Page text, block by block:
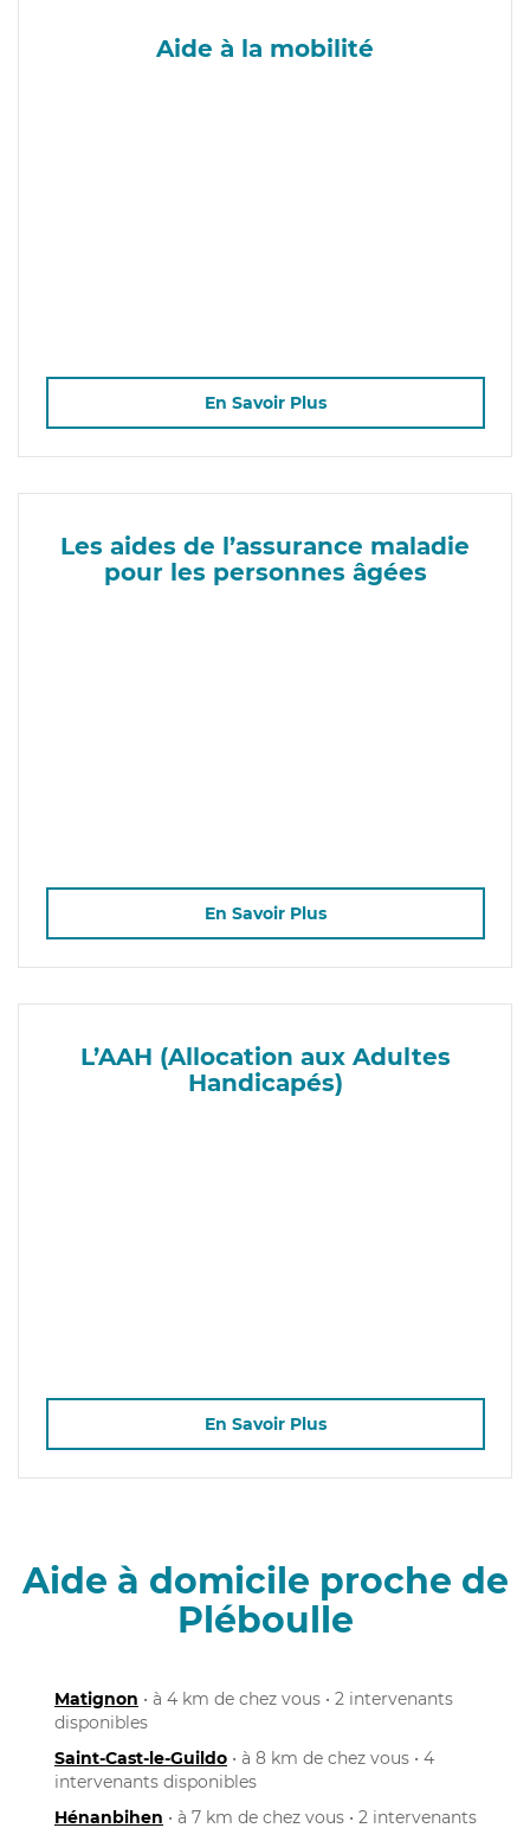
Aide à la mobilité
En Savoir Plus
Les aides de l’assurance maladie
pour les personnes âgées
En Savoir Plus
L’AAH (Allocation aux Adultes
Handicapés)
En Savoir Plus
Aide à domicile proche de
Pléboulle
Matignon • à 4 km de chez vous • 2 intervenants
disponibles
Saint-Cast-le-Guildo • à 8 km de chez vous • 4
intervenants disponibles
Hénanbihen • à 7 km de chez vous • 2 intervenants